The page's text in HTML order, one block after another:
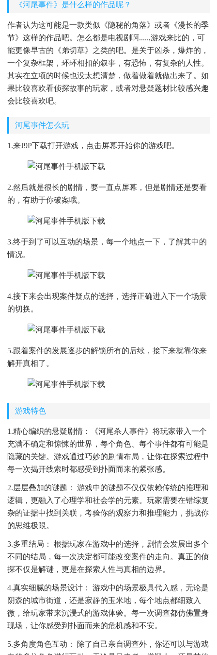
《河尾事件》是什么样的作品呢？
作者认为这可能是一款类似《隐秘的角落》或者《漫长的季
节》这样的作品吧。怎么都是电视剧啊.....,游戏来比的，可
能更像早古的《弟切草》之类的吧。是关于凶杀，爆炸的，
一个复杂框架，环环相扣的叙事，有恐怖，有复杂的人性。
其实在立项的时候也没太想清楚，做着做着就做出来了。如
果比较喜欢看侦探故事的玩家，或者对悬疑题材比较感兴趣
会比较喜欢吧。
河尾事件怎么玩
1.来J9P下载打开游戏，点击屏幕开始你的游戏吧。
2.然后就是很长的剧情，要一直点屏幕，但是剧情还是要看
的，有助于你破案哦。
3.终于到了可以互动的场景，每一个地点一下，了解其中的
情况。
4.接下来会出现案件疑点的选择，选择正确进入下一个场景
的切换。
5.跟着案件的发展逐步的解锁所有的后续，接下来就靠你来
解开真相了。
游戏特色
1.精心编织的悬疑剧情：《河尾杀人事件》将玩家带入一个
充满不确定和惊悚的世界，每个角色、每个事件都有可能是
隐藏的关键。游戏通过巧妙的剧情布局，让你在探索过程中
每一次揭开线索时都感受到扑面而来的紧张感。
2.层层叠加的谜题： 游戏中的谜题不仅仅依赖传统的推理和
逻辑，更融入了心理学和社会学的元素。玩家需要在错综复
杂的证据中找到关联，考验你的观察力和推理能力，挑战你
的思维极限。
3.多重结局： 根据玩家在游戏中的选择，剧情会发展出多个
不同的结局，每一次决定都可能改变案件的走向。真正的侦
探不仅是解谜，更是在探索人性与真相的边界。
4.真实细腻的场景设计： 游戏中的场景极具代入感，无论是
阴森的城市街道，还是寂静的玉米地，每个地点都细致入
微，给玩家带来沉浸式的游戏体验。每一次调查都仿佛置身
现场，让你感受到扑面而来的危机感和不安。
5.多角度角色互动： 除了自己亲自调查外，你还可以与游戏